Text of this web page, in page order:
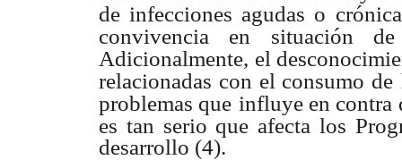
de infecciones agudas o
convivencia en situación
Adicionalmente, el
relacionadas con el consumo de
problemas que influye en contra
es tan serio que afecta los
desarrollo (4).